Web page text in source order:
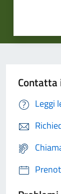
Contatta
Leggi